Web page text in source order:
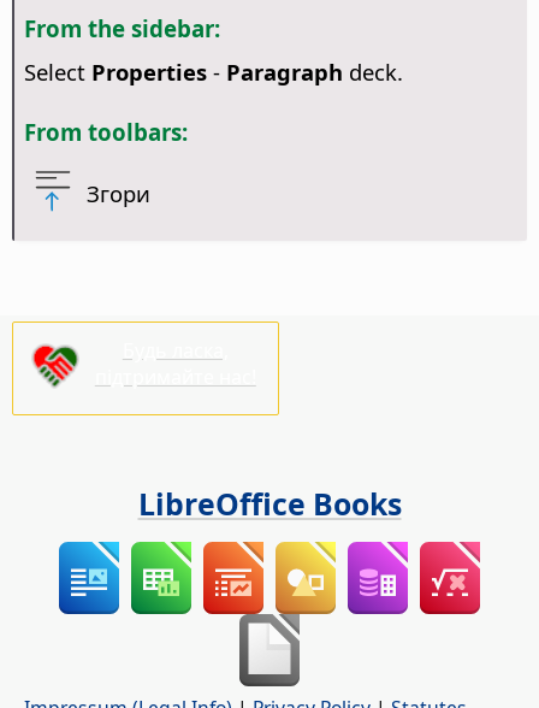
From the sidebar:
Select Properties- Paragraph deck.
From toolbars:
Згори
LibreOffice Books